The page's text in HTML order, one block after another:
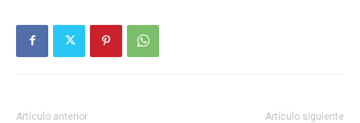
Artículo anterior Artículo siguiente